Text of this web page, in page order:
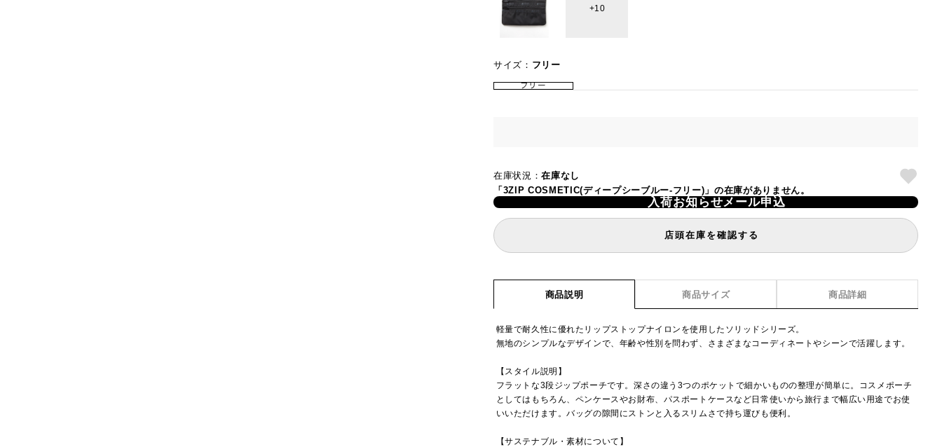
10
サイズ： フリー
フリー
在庫状況：在庫なし
「3ZIP COSMETIC(ディープシーブルー-フリー)」の在庫がありません。
入荷お知らせメール申込
店頭在庫を確認する
商品説明 商品サイズ 商品詳細
軽量で耐久性に優れたリップストップナイロンを使用したソリッドシリーズ。
無地のシンプルなデザインで、年齢や性別を問わず、さまざまなコーディネートやシーンで活躍します。
【スタイル説明】
フラットな3段ジップポーチです。深さの違う3つのポケットで細かいものの整理が簡単に。コスメポーチ
としてはもちろん、ペンケースやお財布、パスポートケースなど日常使いから旅行まで幅広い用途でお使
いいただけます。バッグの隙間にストンと入るスリムさで持ち運びも便利。
【サステナブル・素材について】